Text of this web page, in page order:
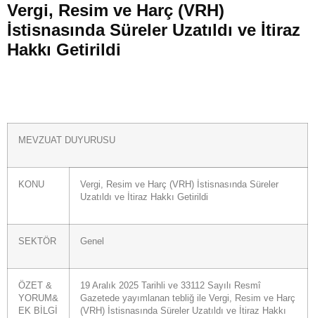
Vergi, Resim ve Harç (VRH)
İstisnasında Süreler Uzatıldı ve İtiraz
Hakkı Getirildi
MEVZUAT DUYURUSU
KONU
Vergi, Resim ve Harç (VRH) İstisnasında Süreler
Uzatıldı ve İtiraz Hakkı Getirildi
SEKTÖR Genel
ÖZET &
YORUM&
EK BİLGİ
19 Aralık 2025 Tarihli ve 33112 Sayılı Resmî
Gazetede yayımlanan tebliğ ile Vergi, Resim ve Harç
(VRH) İstisnasında Süreler Uzatıldı ve İtiraz Hakkı